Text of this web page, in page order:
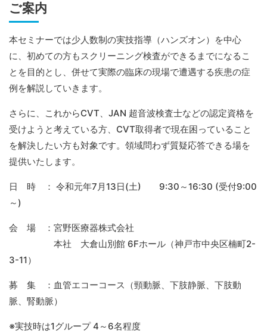
ご案内
本セミナーでは少人数制の実技指導（ハンズオン）を中心
に、初めての方もスクリーニング検査ができるまでになるこ
とを目的とし、併せて実際の臨床の現場で遭遇する疾患の症
例を解説していきます。
さらに、これからCVT、JAN 超音波検査士などの認定資格を
受けようと考えている方、CVT取得者で現在困っていること
を解決したい方も対象です。領域問わず質疑応答できる場を
提供いたします。
日 時 ： 令和元年7月13日(土) 9:30～16:30 (受付9:00
～)
会 場 ：宮野医療器株式会社
本社 大倉山別館 6Fホール（神戸市中央区楠町2-
3-11）
募 集 ：血管エコーコース（頸動脈、下肢静脈、下肢動
脈、腎動脈）
※実技時は1グループ 4～6名程度